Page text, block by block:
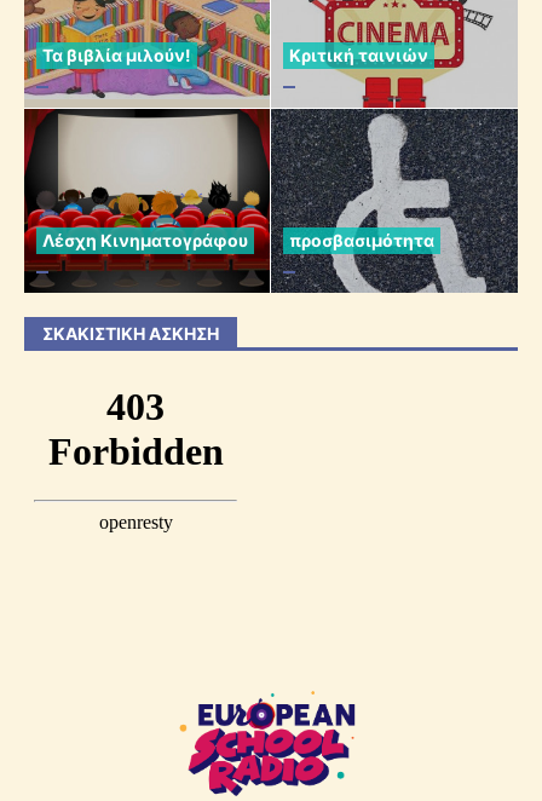
Τα βιβλία μιλούν! Κριτική ταινιών
Λέσχη Κινηματογράφου προσβασιμότητα
ΣΚΑΚΙΣΤΙΚΉ ΆΣΚΗΣΗ